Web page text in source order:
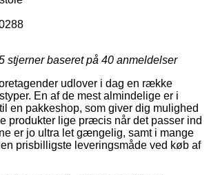
stjerner baseret på 40 anmeldelser
udlover i dag en række
En af de mest almindelige er i
en pakkeshop, som giver dig mulighed
produkter lige præcis når det passer ind
er jo ultra let gængelig, samt i mange
prisbilligste leveringsmåde ved køb af